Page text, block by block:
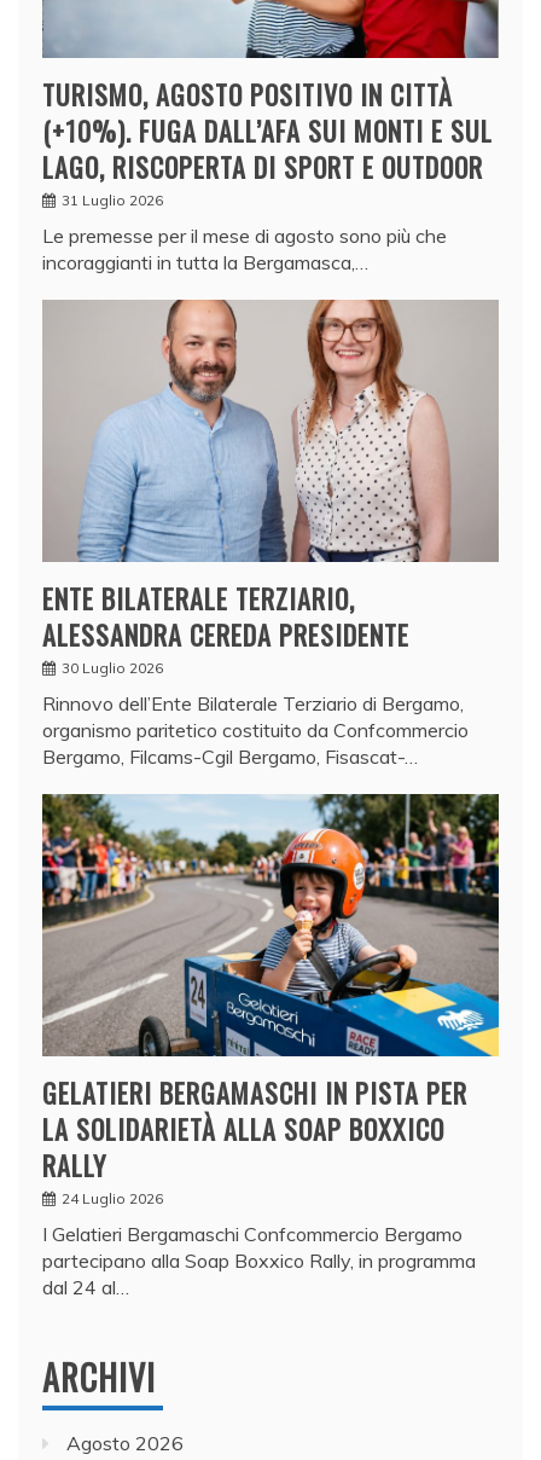
TURISMO, AGOSTO POSITIVO IN CITTÀ
(+10%). FUGA DALL’AFA SUI MONTI E SUL
LAGO, RISCOPERTA DI SPORT E OUTDOOR
31 Luglio 2026
Le premesse per il mese di agosto sono più che
incoraggianti in tutta la Bergamasca,…
ENTE BILATERALE TERZIARIO,
ALESSANDRA CEREDA PRESIDENTE
30 Luglio 2026
Rinnovo dell’Ente Bilaterale Terziario di Bergamo,
organismo paritetico costituito da Confcommercio
Bergamo, Filcams-Cgil Bergamo, Fisascat-…
GELATIERI BERGAMASCHI IN PISTA PER
LA SOLIDARIETÀ ALLA SOAP BOXXICO
RALLY
24 Luglio 2026
I Gelatieri Bergamaschi Confcommercio Bergamo
partecipano alla Soap Boxxico Rally, in programma
dal 24 al…
ARCHIVI
Agosto 2026